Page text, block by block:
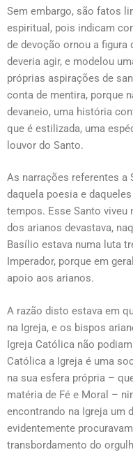
Sem embargo, são fatos
espiritual, pois indicam
de devoção ornou a figura
deveria agir, e modelou
próprias aspirações de
conta de mentira, porque
devaneio, uma história
que é estilizada, uma
louvor do Santo.
As narrações referentes a
daquela poesia e
tempos. Esse Santo viveu
dos arianos devastava,
Basílio estava numa luta
Imperador, porque em
apoio aos arianos.
A razão disto estava em
na Igreja, e os bispos
Igreja Católica não
Católica a Igreja é uma
na sua esfera própria –
matéria de Fé e Moral –
encontrando na Igreja um
evidentemente
transbordamento do